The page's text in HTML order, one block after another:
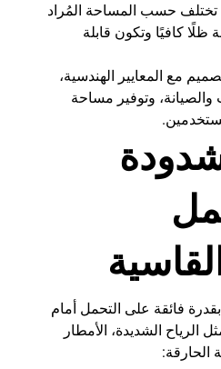
تختلف حسب المساحة المُراد
ظلًا كافيًا وتكون قابلة
مع المعايير الهندسية،
وتوفير مساحة
فائقة على التحمل أمام
الرياح الشديدة، الأمطار
الحارقة: